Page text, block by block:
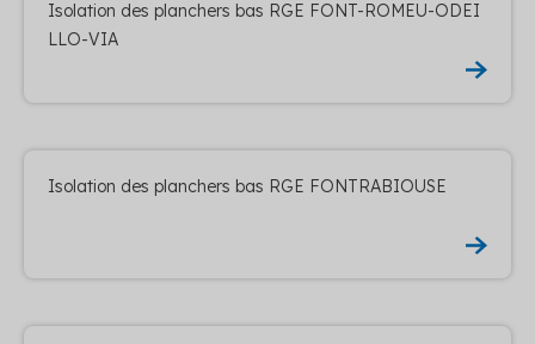
Isolation des planchers bas RGE FONT-ROMEU-ODEI
LLO-VIA
Isolation des planchers bas RGE FONTRABIOUSE